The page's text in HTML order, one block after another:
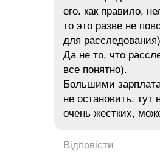
его. как правило,
то это разве не
для
Да не то, что
все понятно).
Большими
не остановить, тут
очень жестких,
Відповісти